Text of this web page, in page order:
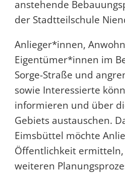
anstehende
der Stadtteilschule
Anlieger*innen,
Eigentümer*innen im
Sorge-Straße und
sowie Interessierte
informieren und über
Gebiets austauschen.
Eimsbüttel möchte
Öffentlichkeit
weiteren